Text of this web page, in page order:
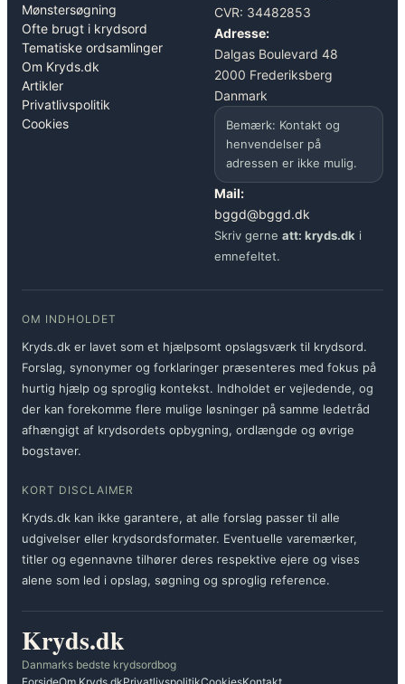
Mønstersøgning
Ofte brugt i krydsord
Tematiske ordsamlinger
Om Kryds.dk
Artikler
Privatlivspolitik
Cookies
CVR: 34482853
Adresse:
Dalgas Boulevard 48
2000 Frederiksberg
Danmark
Bemærk: Kontakt og
henvendelser på
adressen er ikke mulig.
Mail:
bggd@bggd.dk
Skriv gerne att: kryds.dk i
emnefeltet.
OM INDHOLDET
Kryds.dk er lavet som et hjælpsomt opslagsværk til krydsord.
Forslag, synonymer og forklaringer præsenteres med fokus på
hurtig hjælp og sproglig kontekst. Indholdet er vejledende, og
der kan forekomme flere mulige løsninger på samme ledetråd
afhængigt af krydsordets opbygning, ordlængde og øvrige
bogstaver.
KORT DISCLAIMER
Kryds.dk kan ikke garantere, at alle forslag passer til alle
udgivelser eller krydsordsformater. Eventuelle varemærker,
titler og egennavne tilhører deres respektive ejere og vises
alene som led i opslag, søgning og sproglig reference.
Kryds.dk
Danmarks bedste krydsordbog